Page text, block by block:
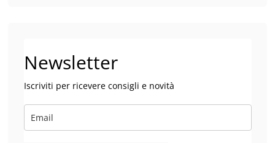
Newsletter
Iscriviti per ricevere consigli e novità